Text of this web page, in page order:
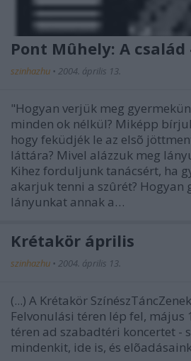
Pont Mûhely: A család
szinhazhu • 2004. április 13.
"Hogyan verjük meg
minden ok nélkül? Miképp
hogy feküdjék le az elsõ
láttára? Mivel alázzuk meg
Kihez forduljunk tanácsért, ha
akarjuk tenni a szûrét? Hogyan
lányunkat annak a…
Krétakör április
szinhazhu • 2004. április 13.
(...) A Krétakör
Felvonulási téren lép fel, május
téren ad szabadtéri koncertet -
mindenkit, ide is, és